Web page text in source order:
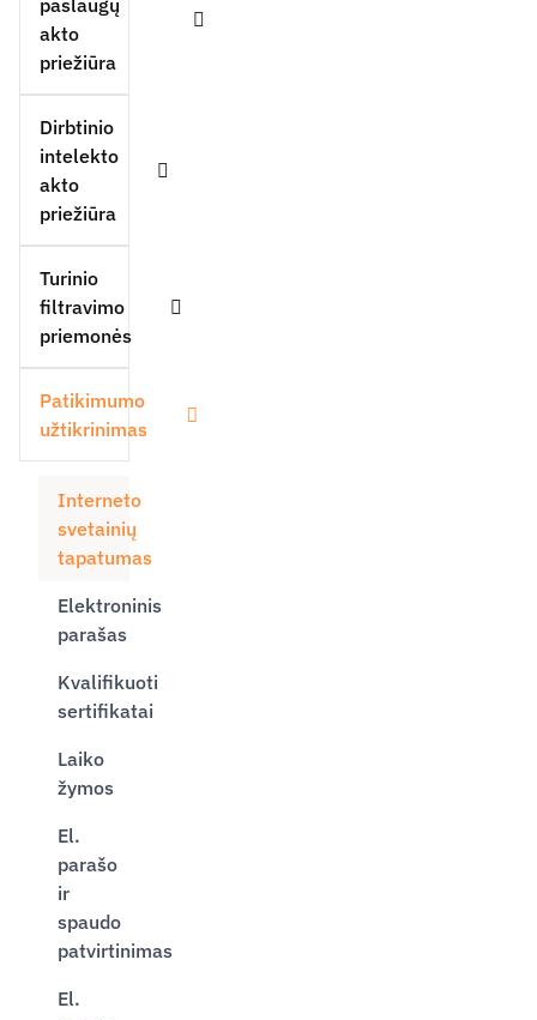
paslaugų
akto
priežiūra
Dirbtinio
intelekto
akto
priežiūra
Turinio
filtravimo
priemonės
Patikimumo
užtikrinimas
Interneto
svetainių
tapatumas
Elektroninis
parašas
Kvalifikuoti
sertifikatai
Laiko
žymos
El.
parašo
ir
spaudo
patvirtinimas
El.